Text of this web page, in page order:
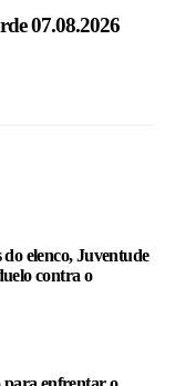
07.08.2026
elenco, Juventude
contra o